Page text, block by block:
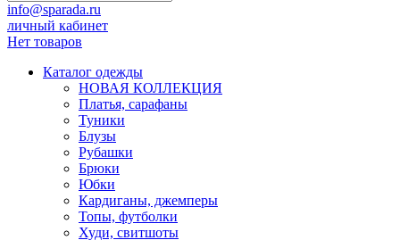
info@sparada.ru
личный кабинет
Нет товаров
Каталог одежды
НОВАЯ КОЛЛЕКЦИЯ
Платья, сарафаны
Туники
Блузы
Рубашки
Брюки
Юбки
Кардиганы, джемперы
Топы, футболки
Худи, свитшоты